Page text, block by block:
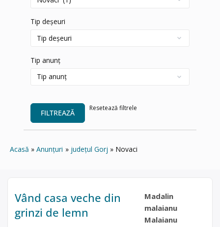
Tip deșeuri
Tip anunț
FILTREAZĂ
Resetează filtrele
Acasă Anunțuri județul Gorj Novaci
Vând casa veche din
grinzi de lemn
Madalin
malaianu
Malaianu